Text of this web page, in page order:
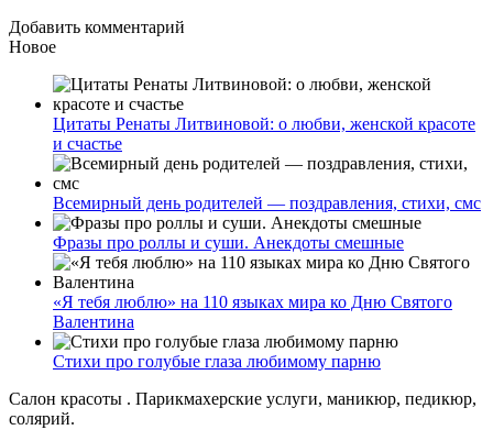
Добавить комментарий
Новое
Цитаты Ренаты Литвиновой: о любви, женской красоте
и счастье
Всемирный день родителей — поздравления, стихи, смс
Фразы про роллы и суши. Анекдоты смешные
«Я тебя люблю» на 110 языках мира ко Дню Святого
Валентина
Стихи про голубые глаза любимому парню
Салон красоты . Парикмахерские услуги, маникюр, педикюр,
солярий.